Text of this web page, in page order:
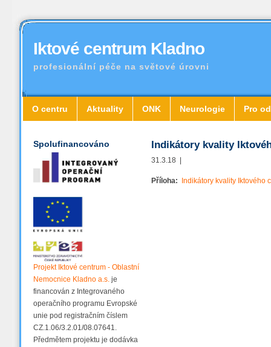
Iktové centrum Kladno
profesionální péče na světové úrovni
O centru Aktuality ONK Neurologie Pro
Spolufinancováno
Projekt Iktové centrum - Oblastní
Nemocnice Kladno a.s. je
financován z Integrovaného
operačního programu Evropské
unie pod registračním číslem
CZ.1.06/3.2.01/08.07641.
Předmětem projektu je dodávka
Indikátory kvality
31.3.18 |
Příloha: Indikátory kvality Iktového